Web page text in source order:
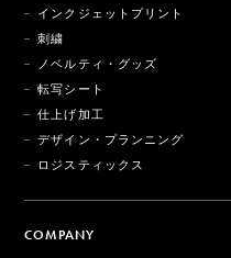
インクジェットプリント
刺繍
ノベルティ・グッズ
転写シート
仕上げ加工
デザイン・プランニング
ロジスティックス
COMPANY